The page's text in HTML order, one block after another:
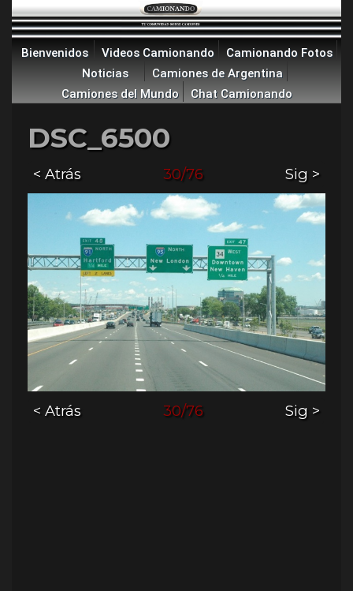
Bienvenidos Videos Camionando
Camionando Fotos
Noticias
Camiones de Argentina
Camiones del Mundo
Chat Camionando
DSC_6500
< Atrás 30/76 Sig >
< Atrás 30/76 Sig >